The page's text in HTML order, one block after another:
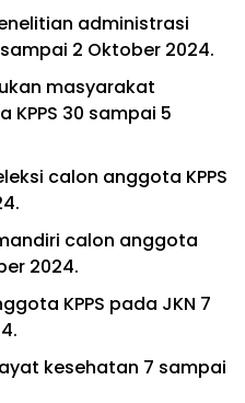
administrasi
2 Oktober 2024.
masyarakat
30 sampai 5
calon anggota KPPS
calon anggota
2024.
KPPS pada JKN 7
kesehatan 7 sampai